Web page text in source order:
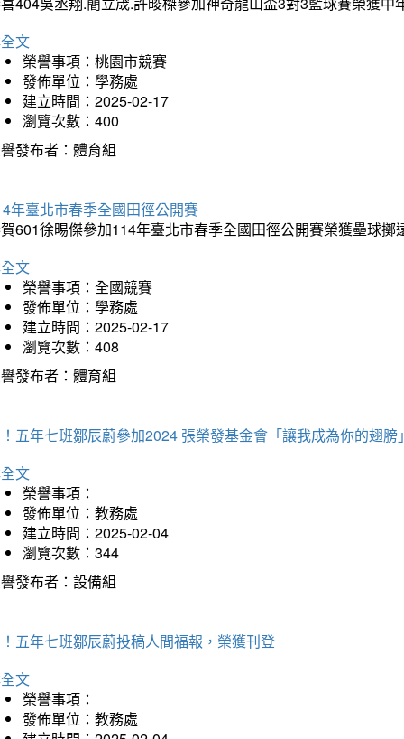
文
榮譽事項：桃園市競賽
發佈單位：學務處
建立時間：2025-02-17
瀏覽次數：400
發布者：體育組
年臺北市春季全國田徑公開賽
601徐晹傑參加114年臺北市春季全國田徑公開賽榮獲壘球擲
文
榮譽事項：全國競賽
發佈單位：學務處
建立時間：2025-02-17
瀏覽次數：408
發布者：體育組
五年七班鄒辰蔚參加2024 張榮發基金會「讓我成為你的翅
文
榮譽事項：
發佈單位：教務處
建立時間：2025-02-04
瀏覽次數：344
發布者：設備組
五年七班鄒辰蔚投稿人間福報，榮獲刊登
文
榮譽事項：
發佈單位：教務處